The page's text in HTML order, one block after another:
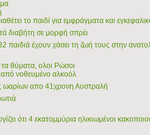
το παιδί για εμφράγματα και
διαβήτη σε μορφή σπρέι
παιδιά έχουν χάσει τη ζωή τους στην
θύματα, oλοι Ρώσοι
νοθευμένο αλκοόλ
ωαρίων απο 41χρονη Αυστραλή
ότι 4 εκατομμύρια ηλικιωμένοι